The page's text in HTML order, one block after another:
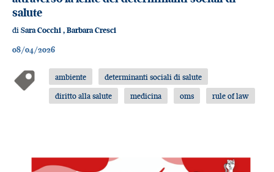
salute
di Sara Cocchi , Barbara Cresci
08/04/2026
ambiente
determinanti sociali di salute
diritto alla salute
medicina oms rule of law